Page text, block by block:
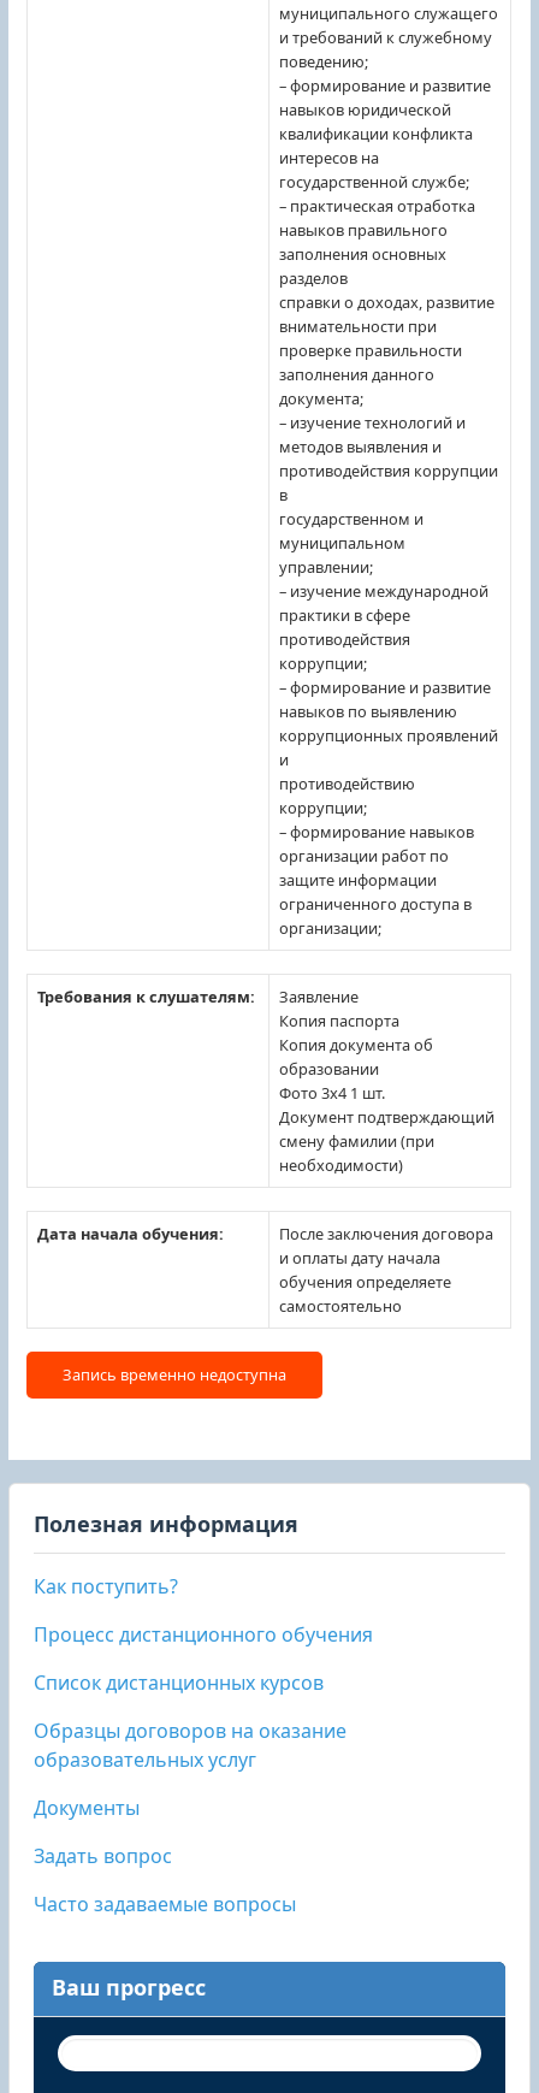
Полезная информация
Как поступить?
Процесс дистанционного обучения
Список дистанционных курсов
Образцы договоров на оказание
образовательных услуг
Документы
Задать вопрос
Часто задаваемые вопросы
Ваш прогресс
муниципального служащего
и требований к служебному
поведению;
– формирование и развитие
навыков юридической
квалификации конфликта
интересов на
государственной службе;
– практическая отработка
навыков правильного
заполнения основных
разделов
справки о доходах, развитие
внимательности при
проверке правильности
заполнения данного
документа;
– изучение технологий и
методов выявления и
противодействия коррупции
в
государственном и
муниципальном
управлении;
– изучение международной
практики в сфере
противодействия
коррупции;
– формирование и развитие
навыков по выявлению
коррупционных проявлений
и
противодействию
коррупции;
– формирование навыков
организации работ по
защите информации
ограниченного доступа в
организации;
Требования к слушателям:
Заявление
Копия паспорта
Копия документа об
образовании
Фото 3х4 1 шт.
Документ подтверждающий
смену фамилии (при
необходимости)
Дата начала обучения:
После заключения договора
и оплаты дату начала
обучения определяете
самостоятельно